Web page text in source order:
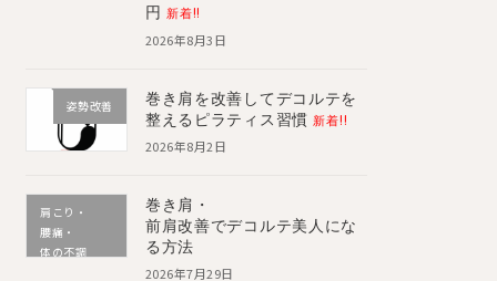
円 新着!!
2026年8月3日
姿勢改善
巻き肩を改善してデコルテを
整えるピラティス習慣 新着!!
2026年8月2日
肩こり・
腰痛・
体の不調
巻き肩・
前肩改善でデコルテ美人にな
る方法
2026年7月29日